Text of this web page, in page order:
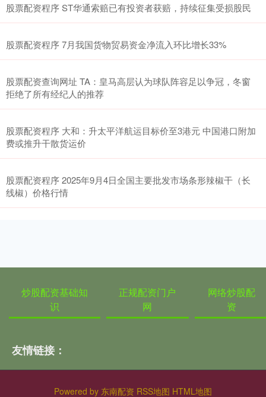
股票配资程序 ST华通索赔已有投资者获赔，持续征集受损股民
股票配资程序 7月我国货物贸易资金净流入环比增长33%
股票配资查询网址 TA：皇马高层认为球队阵容足以争冠，冬窗
拒绝了所有经纪人的推荐
股票配资程序 大和：升太平洋航运目标价至3港元 中国港口附加
费或推升干散货运价
股票配资程序 2025年9月4日全国主要批发市场条形辣椒干（长
线椒）价格行情
炒股配资基础知
识
正规配资门户
网
网络炒股配
资
友情链接：
Powered by 东南配资 RSS地图 HTML地图